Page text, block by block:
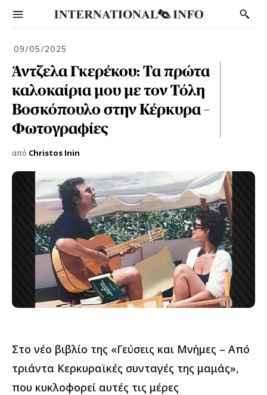
09/05/2025
Άντζελα Γκερέκου: Τα πρώτα
καλοκαίρια μου με τον Τόλη
Βοσκόπουλο στην Κέρκυρα –
Φωτογραφίες
από Christos Inin
Στο νέο βιβλίο της «Γεύσεις και Μνήμες – Από
τριάντα Κερκυραϊκές συνταγές της μαμάς»,
που κυκλοφορεί αυτές τις μέρες